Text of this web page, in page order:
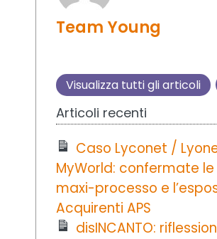
Team Young
Visualizza tutti gli articoli
Articoli recenti
Caso Lyconet /
MyWorld: confermate
maxi-processo e
Acquirenti APS
disINCANTO: